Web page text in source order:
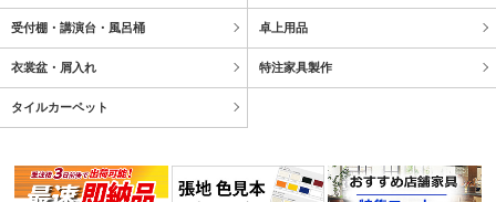
受付棚・講演台・風呂桶 卓上用品
衣裳盆・屑入れ 特注家具製作
タイルカーペット